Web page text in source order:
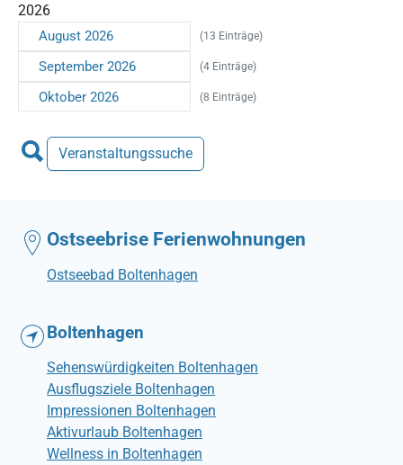
2026
August 2026 (13 Einträge)
September 2026 (4 Einträge)
Oktober 2026 (8 Einträge)
Veranstaltungssuche
Ostseebrise Ferienwohnungen
Ostseebad Boltenhagen
Boltenhagen
Sehenswürdigkeiten Boltenhagen
Ausflugsziele Boltenhagen
Impressionen Boltenhagen
Aktivurlaub Boltenhagen
Wellness in Boltenhagen